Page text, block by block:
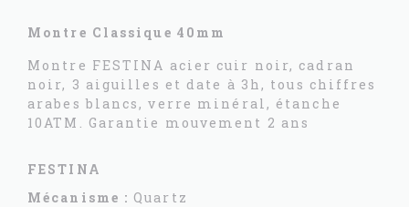
Montre Classique 40mm
Montre FESTINA acier cuir noir, cadran
noir, 3 aiguilles et date à 3h, tous chiffres
arabes blancs, verre minéral, étanche
10ATM. Garantie mouvement 2 ans
FESTINA
Mécanisme : Quartz